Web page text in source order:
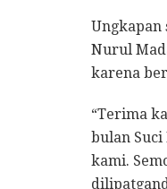
Ungkapan
Nurul
karena
“Terima
bulan
kami.